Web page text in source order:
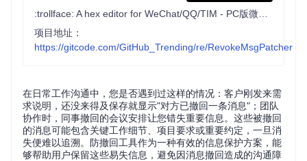
项目地址：
https://gitcode.com/GitHub_Trending/re/RevokeMsgPatcher
在日常工作沟通中，您是否遇到过这样的情况：客户刚发来需
求说明，还没来得及保存就显示"对方已撤回一条消息"；团队
协作时，同事撤回的会议安排让您错失重要信息。这些被撤回
的消息可能包含关键工作细节、项目要求或重要约定，一旦消
失便难以追溯。防撤回工具作为一种有效的信息保护方案，能
够帮助用户保留这些易失信息，避免因消息撤回造成的沟通障